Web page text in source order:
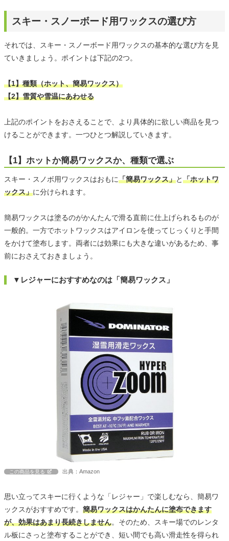
スキー・スノーボード用ワックスの選び方
それでは、スキー・スノーボード用ワックスの基本的な選び方を見
ていきましょう。ポイントは下記の2つ。
【1】種類（ホット、簡易ワックス）
【2】雪質や雪温にあわせる
上記のポイントをおさえることで、より具体的に欲しい商品を見つ
けることができます。一つひとつ解説していきます。
【1】ホットか簡易ワックスか、種類で選ぶ
スキー・スノボ用ワックスはおもに「簡易ワックス」と「ホットワ
ックス」に分けられます。
簡易ワックスは塗るのがかんたんで滑る直前に仕上げられるものが
一般的。一方でホットワックスはアイロンを使ってじっくりと手間
をかけて塗布します。両者には効果にも大きな違いがあるため、事
前におさえておきましょう。
▼レジャーにおすすめなのは「簡易ワックス」
この商品を見る 出典：Amazon
思い立ってスキーに行くような「レジャー」で楽しむなら、簡易ワ
ックスがおすすめです。 簡易ワックスはかんたんに塗布できます
が、効果はあまり長続きしません。そのため、スキー場でのレンタ
ル板にさっと塗布することができ、短い間でも高い滑走性を得られ